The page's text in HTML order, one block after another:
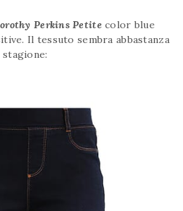
Perkins Petite color blue
Il tessuto sembra abbastanza